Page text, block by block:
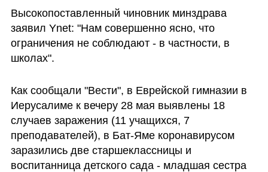
Высокопоставленный чиновник минздрава
заявил Ynet: "Нам совершенно ясно, что
ограничения не соблюдают - в частности, в
школах".
Как сообщали "Вести", в Еврейской гимназии в
Иерусалиме к вечеру 28 мая выявлены 18
случаев заражения (11 учащихся, 7
преподавателей), в Бат-Яме коронавирусом
заразились две старшеклассницы и
воспитанница детского сада - младшая сестра